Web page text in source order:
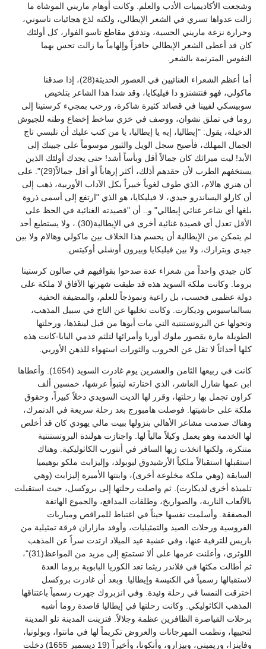
وشجعت الأكاديميات الأدب والعلم. وكانت أوهام ماريني الموشاة ما
زالت عدواها تسري في الشعر الإيطالي، ولكنه لذع هجائيات تاسوني،
وحرارة نزعة ماريني الحسية، وتدفق مقاطع تاسو الفوار، كل أولئك
كان قد أعطى الشعر الإيطالي حافزاً وإلهاماً ما زالت تحس بهما
النفوس المترنمة بالشعر.
أما أعظم الشعراء الغنائيين في العصور الحديثة(28)، إذا صدقنا
ماكولي، فهو فنتشنزو دا فيليكايا، وقد شدا هذا الشاعر بتلخيص
سوبيسكي لفيينا في قصائد كثيرة شاكرة، ورحب بمجيء كرستينا إلى
روما في تملق نشوان، ووصف في خزي ساخط إخضاع وطنه للجيوش
الدخيلة، يقول: "إيطاليا، إيه يا إيطاليا، يا من كتب عليك أن تلبسي تاج
الجمال المهلك، فأصبح سجل الويل والثبور موسوماً على جبينك إلى
الأبد! ليت ميراثك كان جمالاً أقل وبأساً أشد! حتى يجدك أولئك الذين
يستخفهم الطرب لأن حقدهم أذلك، أكثر إرهاباً أو أقل جمالاً(29)". على
أن هنري هالام، الذي طوف لغوياً خبيراً بكل الآداب الأوربية، ذهب إلى
أن كارلو اليساندرو جيدي، لا فيليكايا، هو الذي "ارتفع إلى أسمى ذروة
بلغها أي شاعر غنائي إيطالي" و.. أن "قصيدته الغنائية في الحظ على
الأقل تعدل أي قصيدة غنائية أخرى في الإيطالية(30).، ولا يستطيع أحد
لم يتمكن من الإيطالية أن يحسم هذا الخلاف بين ماكولي وهالام ولا بين
جيدي وبترارك، ولا بين فيليكايا وبيرون أوشلي أوكيتس.
كان جيدي واحداً من شعراء عدة صدحوا بقوافيهم في صالون كرستينا
بروما. وكانت ملكة السويد هذه قد طبقت شهرتها الآفاق لا ملكة على
دولة عظمى فحسب، بل راعية ونموذجاً للعلم، والمضيفة الحفية
بسالماسيوس وديكارت. وكانت تخليها عن التاج في سبيل المذهب،
وتحولها عن البروتستنتية التي مات أبوها من قبل لينقذها، ورحلتها
الطويلة مارة بقصور ملوك أوربا وأمرائها لتلثم قدمي البابا-كانت هذه
كلها أحداثاً لا تقل عن الحروب والثورات استهواء للذهن الأوربي.
كانت في ربيعها الثامن والعشرين يوم غادرت السويد (1654). وأعطاها
ابن عمها شارل العاشر، الذي اختارته ليتبوأ عرشها، خمسين ألف
كراون تجمل بها رحلتها، وقرر لها الديت السويدي دخلاً كبيراً، وحقوق
ملكة على حاشيتها. فوصلت هامبورج بعد رحلة سريعة في الدنمرك،
وهناك صدمت مشاعر الأهالي بنزولها ببيت مالي يهودي كان قد أخلص
لها الخدمة وهو يعمل وكيلاً مالياً لها. واجتازت هولندة البروتستنتية
متنكرة، ولكنها اتخذت زيها السافر في أنتورب الكاثوليكية. وهناك
استقبلها استقبالاً ملكياً الأرشيدوق ليوبولد، وإليزابث ملكو بوهيميا
السابقة (وهي ملكة مخلوعة أخرى)، وابنتها الأميرة إليزابث (وهي
تلميذة أخرى لديكارت). ثم واصلت رحلتها إلى بروكسل، حيث استقبلت
بالألعاب النارية، والصواريخ، وطلقات المدافع، والجموع الهاتفة
المصفقة. وأسلمت نفسها حيناً في اغتباط للمراقص ومباريات
الفروسية ورحلات الصيد والتمثيليات، وأوفد مازاران فرقة تمثيلية من
باريس للترفية عنها، وفي عشية عيد الميلاد ارتدت سراً عن المذهب
اللوثري، وأعلنت عزمها على ألا تستمتع إلى مزيد من المواعظ(31)"،
ثم أطالت مكثها في فلاندر ريثما تعد الكوريا البابوية بروما العدة
لاستقبالها رسمياً في الكنيسة وإيطاليا. وبعد أن غادرت بروكسل
اخترقت النمسا في رحلة وئيدة. وفي انزبروك جهرت رسمياً باعتناقها
المذهب الكاثوليكي. وكانت رحلتها في إيطاليا قاصدة روما أشبه
برحلات القياصرة الظافرين عظمة وجلالاً. فتزينت المدينة تلو المدينة
لتحييها، ونظمت المهرجانات والعروض تكريماً لها في مانتوا، وبولونيا،
وفاينزا، وريميني، وبيزارو، وأنكونا، وأخيراً (19 ديسمبر 1655) دخلت